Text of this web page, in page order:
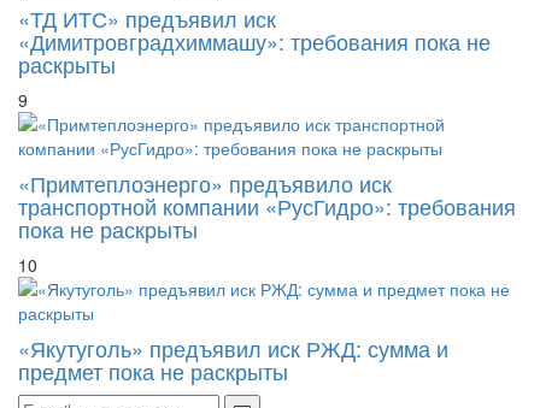
«ТД ИТС» предъявил иск
«Димитровградхиммашу»: требования пока не
раскрыты
9
«Примтеплоэнерго» предъявило иск
транспортной компании «РусГидро»: требования
пока не раскрыты
10
«Якутуголь» предъявил иск РЖД: сумма и
предмет пока не раскрыты